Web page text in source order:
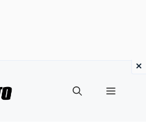
Menu